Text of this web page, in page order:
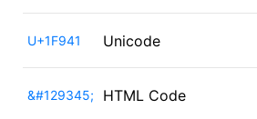
U+1F941 Unicode
&#129345; HTML Code